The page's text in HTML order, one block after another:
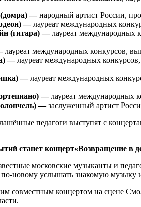
(домра) —народный артист России,
—лауреат международных
(гитара) —лауреат международных
лауреат международных конкурсов,
—лауреат международных
—лауреат международных
—лауреат международных
—заслуженный артист
педагоги выступят с
станет концерт«Возвращение в
московские музыканты и
новому услышать знакомую музыку
совместным концертом на сцене